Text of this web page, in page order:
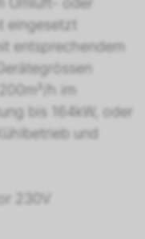
eingesetzt
entsprechendem
h im
bis 164kW, oder
und
230V